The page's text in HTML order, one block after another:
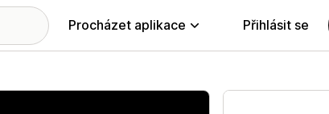
Procházet aplikace Přihlásit se